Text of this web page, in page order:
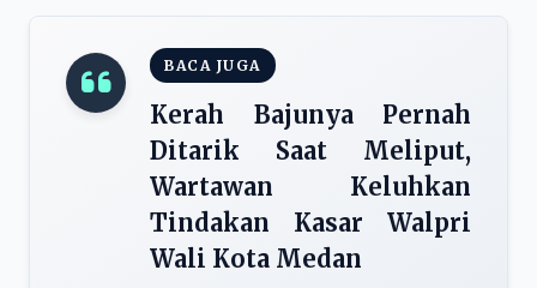
BACA JUGA
Kerah Bajunya Pernah
Ditarik Saat Meliput,
Wartawan Keluhkan
Tindakan Kasar Walpri
Wali Kota Medan